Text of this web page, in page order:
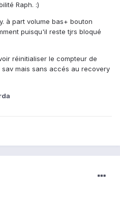
Raph. :)
à part volume bas+ bouton
puisqu'il reste tjrs bloqué
réinitialiser le compteur de
mais sans accés au recovery